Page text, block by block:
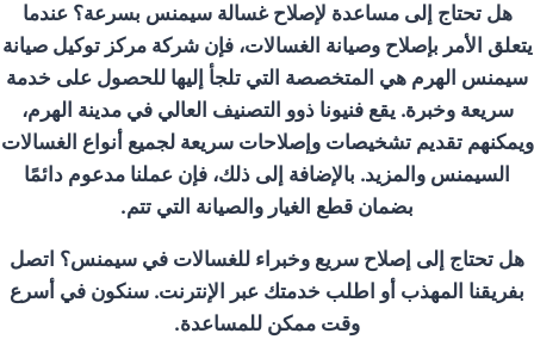
هل تحتاج إلى مساعدة لإصلاح غسالة سيمنس بسرعة؟ عندما
يتعلق الأمر بإصلاح وصيانة الغسالات، فإن شركةمركز توكيل صيانة
سيمنس الهرم هي المتخصصة التي تلجأ إليها للحصول على خدمة
سريعة وخبرة. يقع فنيونا ذوو التصنيف العالي في مدينة الهرم،
ويمكنهم تقديم تشخيصات وإصلاحات سريعة لجميع أنواع الغسالات
السيمنس والمزيد. بالإضافة إلى ذلك، فإن عملنا مدعوم دائمًا
بضمان قطع الغيار والصيانة التي تتم.
هل تحتاج إلى إصلاح سريع وخبراء للغسالات في سيمنس؟ اتصل
بفريقنا المهذب أو اطلب خدمتك عبر الإنترنت. سنكون في أسرع
وقت ممكن للمساعدة.